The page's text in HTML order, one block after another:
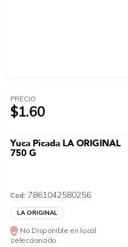
PRECIO
$1.60
Yuca Picada LA ORIGINAL
750 G
Cod: 7861042580256
LA ORIGINAL
No Disponible en local
seleccionado